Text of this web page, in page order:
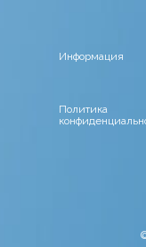
Информация
Политика